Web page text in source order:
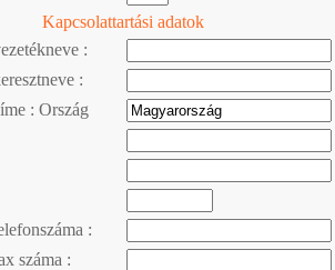
Kapcsolattartási adatok
:
:
: Ország
:
száma :